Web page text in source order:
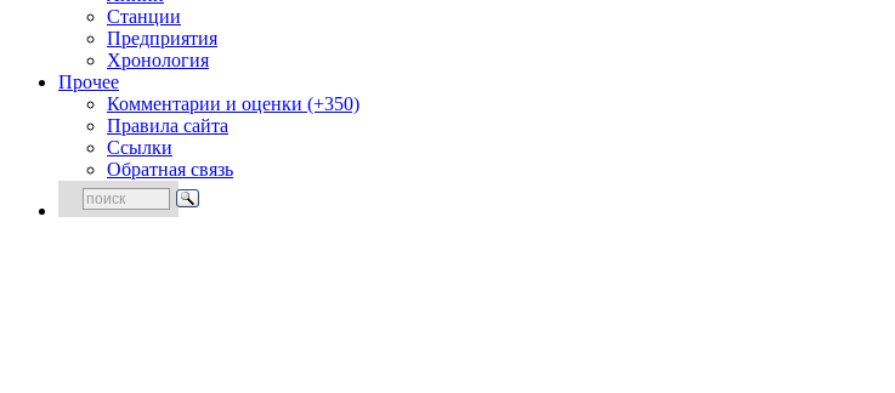
Станции
Предприятия
Хронология
Прочее
Комментарии и оценки (+350)
Правила сайта
Ссылки
Обратная связь